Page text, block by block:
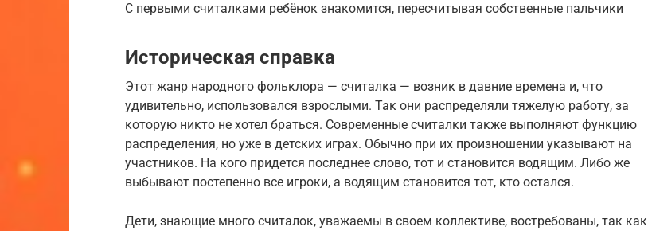
С первыми считалками ребёнок знакомится, пересчитывая собственные пальчики
Историческая справка
Этот жанр народного фольклора — считалка — возник в давние времена и, что
удивительно, использовался взрослыми. Так они распределяли тяжелую работу, за
которую никто не хотел браться. Современные считалки также выполняют функцию
распределения, но уже в детских играх. Обычно при их произношении указывают на
участников. На кого придется последнее слово, тот и становится водящим. Либо же
выбывают постепенно все игроки, а водящим становится тот, кто остался.
Дети, знающие много считалок, уважаемы в своем коллективе, востребованы, так как